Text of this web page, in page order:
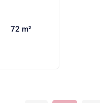
72 m²